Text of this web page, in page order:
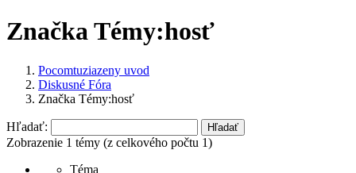
Značka Témy:hosť
Pocomtuziazeny uvod
Diskusné Fóra
Značka Témy:hosť
Hľadať:
Zobrazenie 1 témy (z celkového počtu 1)
Téma